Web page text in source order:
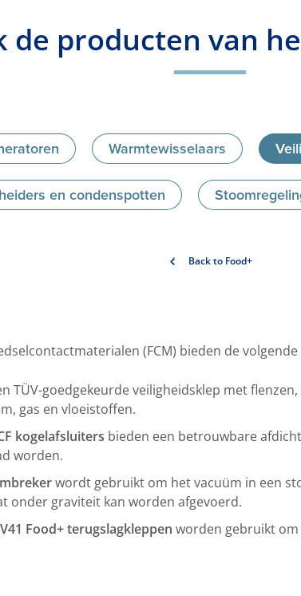
de producten van
Warmtewisselaars
en condenspotten
Back to Food+
(FCM) bieden de
TÜV-goedgekeurde veiligheidsklep met
gas en vloeistoffen.
kogelafsluiters bieden een betrouwbare
worden.
wordt gebruikt om het vacuüm in een
onder graviteit kan worden afgevoerd.
Food+ terugslagkleppen worden gebruikt